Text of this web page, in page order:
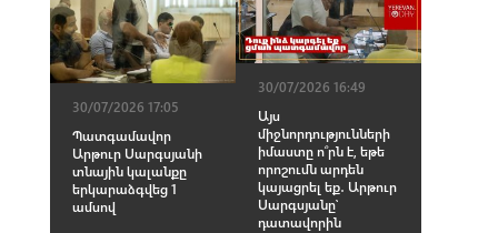
30/07/2026 17:05
Պատգամավոր
Արթուր Սարգսյանի
տնային կալանքը
երկարաձգվեց 1
ամսով
30/07/2026 16:49
Այս
միջնորդությունների
իմաստը ո՞րն է, եթե
որոշումն արդեն
կայացրել եք․ Արթուր
Սարգսյանը՝
դատավորին